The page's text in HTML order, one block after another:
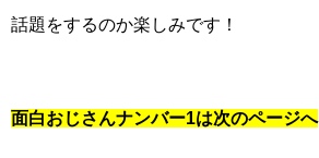
話題をするのか楽しみです！
面白おじさんナンバー1は次のページへ